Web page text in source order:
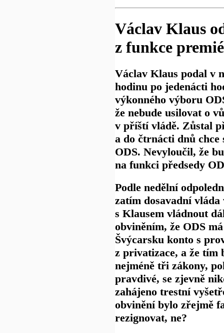
Václav Klaus
z funkce
Václav Klaus podal v
hodinu po jedenácti
výkonného výboru
že nebude usilovat o
v příští vládě. Zůstal
a do čtrnácti dnů chce
ODS. Nevyloučil, že
na funkci předsedy
Podle nedělní
zatím dosavadní vláda
s Klausem vládnout
obviněním, že ODS
Švýcarsku konto s
z privatizace, a že tím
nejméně tři zákony,
pravdivé, se zjevně
zahájeno trestní
obvinění bylo zřejmě
rezignovat, ne?